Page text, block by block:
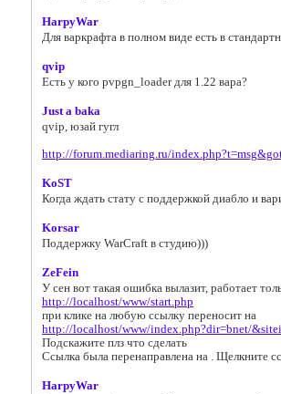
HarpyWar
Для варкрафта в полном виде есть в
qvip
Есть у кого pvpgn_loader для 1.22 вара?
Just a baka
qvip, юзай гугл
http://forum.mediaring.ru/
KoST
Когда ждать стату с поддержкой диабло и
Korsar
Поддержку WarCraft в студию)))
ZeFein
У сен вот такая ошибка вылазит, работает
http://localhost/www/start.php
при клике на любую ссылку переносит на
http://localhost/www/index.php?dir=bnet/
Подскажите плз что сделать
Ссылка была перенаправлена на . Щелкните
HarpyWar